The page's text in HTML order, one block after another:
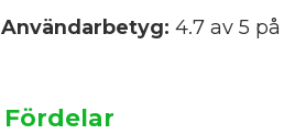
Användarbetyg: 4.7 av 5
Fördelar